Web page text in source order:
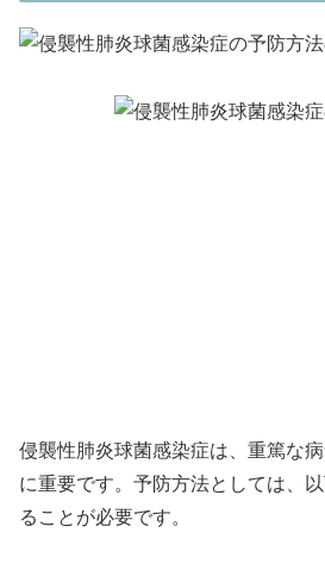
侵襲性肺炎球菌感染症は、重篤な
に重要です。予防方法としては、
ることが必要です。